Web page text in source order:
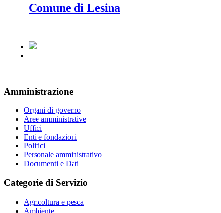
Comune di Lesina
Amministrazione
Organi di governo
Aree amministrative
Uffici
Enti e fondazioni
Politici
Personale amministrativo
Documenti e Dati
Categorie di Servizio
Agricoltura e pesca
Ambiente